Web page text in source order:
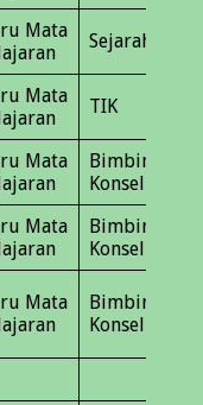
Mata
Sejarah
Mata
TIK
Mata
Bimbingan
Konseling
Mata
Bimbingan
Konseling
Mata
Bimbingan
Konseling